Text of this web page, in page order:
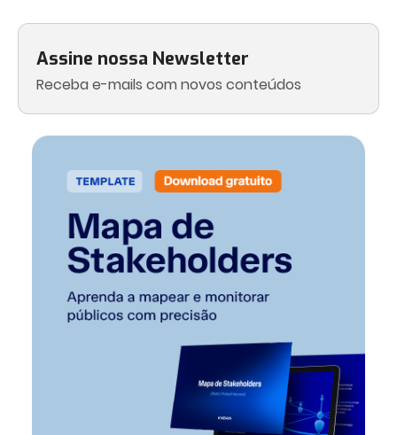
Assine nossa Newsletter
Receba e-mails com novos conteúdos